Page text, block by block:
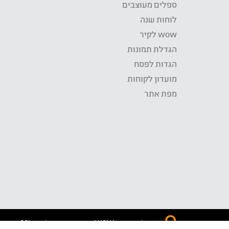
ספלים מעוצבים
לוחות שנה
wow לקיר
הגדלת תמונות
הגדות לפסח
מועדון לקוחות
מפת אתר
התשלום באתר WOW מאובטח בטכנולוגית SSL